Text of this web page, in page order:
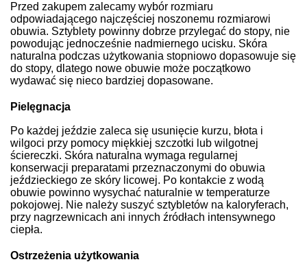
Przed zakupem zalecamy wybór rozmiaru
odpowiadającego najczęściej noszonemu rozmiarowi
obuwia. Sztyblety powinny dobrze przylegać do stopy, nie
powodując jednocześnie nadmiernego ucisku. Skóra
naturalna podczas użytkowania stopniowo dopasowuje się
do stopy, dlatego nowe obuwie może początkowo
wydawać się nieco bardziej dopasowane.
Pielęgnacja
Po każdej jeździe zaleca się usunięcie kurzu, błota i
wilgoci przy pomocy miękkiej szczotki lub wilgotnej
ściereczki. Skóra naturalna wymaga regularnej
konserwacji preparatami przeznaczonymi do obuwia
jeździeckiego ze skóry licowej. Po kontakcie z wodą
obuwie powinno wysychać naturalnie w temperaturze
pokojowej. Nie należy suszyć sztybletów na kaloryferach,
przy nagrzewnicach ani innych źródłach intensywnego
ciepła.
Ostrzeżenia użytkowania